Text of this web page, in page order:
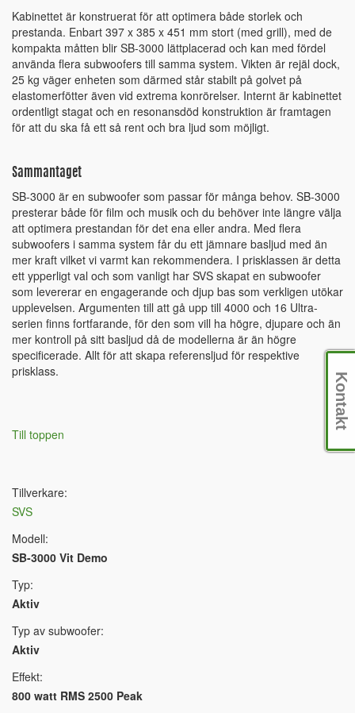
Kabinettet är konstruerat för att optimera både storlek och
prestanda. Enbart 397 x 385 x 451 mm stort (med grill), med de
kompakta måtten blir SB-3000 lättplacerad och kan med fördel
använda flera subwoofers till samma system. Vikten är rejäl dock,
25 kg väger enheten som därmed står stabilt på golvet på
elastomerfötter även vid extrema konrörelser. Internt är kabinettet
ordentligt stagat och en resonansdöd konstruktion är framtagen
för att du ska få ett så rent och bra ljud som möjligt.
Sammantaget
SB-3000 är en subwoofer som passar för många behov. SB-3000
presterar både för film och musik och du behöver inte längre välja
att optimera prestandan för det ena eller andra. Med flera
subwoofers i samma system får du ett jämnare basljud med än
mer kraft vilket vi varmt kan rekommendera. I prisklassen är detta
ett ypperligt val och som vanligt har SVS skapat en subwoofer
som levererar en engagerande och djup bas som verkligen utökar
upplevelsen. Argumenten till att gå upp till 4000 och 16 Ultra-
serien finns fortfarande, för den som vill ha högre, djupare och än
mer kontroll på sitt basljud då de modellerna är än högre
specificerade. Allt för att skapa referensljud för respektive
prisklass.
Till toppen
Tillverkare:
SVS
Modell:
SB-3000 Vit Demo
Typ:
Aktiv
Typ av subwoofer:
Aktiv
Effekt:
800 watt RMS 2500 Peak
Kontakt